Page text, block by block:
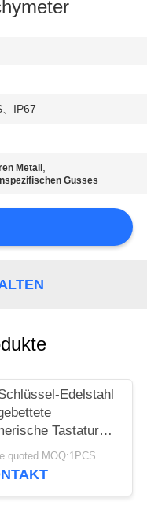
IP67
Metall ,
Gusses
Edelstahl
Tastatur
Schnittstelle mit
quoted MOQ:1PCS